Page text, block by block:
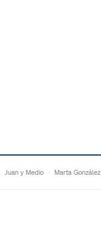
Juan y Medio Marta González